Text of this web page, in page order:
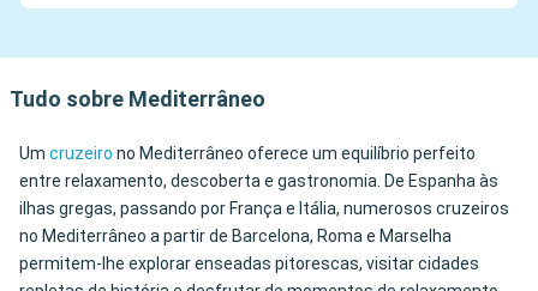
Tudo sobre Mediterrâneo
Um cruzeiro no Mediterrâneo oferece um equilíbrio perfeito
entre relaxamento, descoberta e gastronomia. De Espanha às
ilhas gregas, passando por França e Itália, numerosos cruzeiros
no Mediterrâneo a partir de Barcelona, Roma e Marselha
permitem-lhe explorar enseadas pitorescas, visitar cidades